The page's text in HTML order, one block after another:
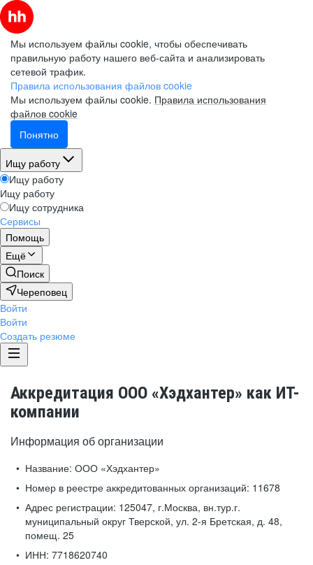
Мы используем файлы cookie, чтобы обеспечивать
правильную работу нашего веб-сайта и анализировать
сетевой трафик.
Правила использования файлов cookie
Мы используем файлы cookie. Правила использования
файлов cookie
Понятно
Ищу работу
Ищу работу
Ищу работу
Ищу сотрудника
Сервисы
Помощь
Ещё
Поиск
Череповец
Войти
Войти
Создать резюме
Аккредитация ООО «Хэдхантер» как ИТ-
компании
Информация об организации
Название: ООО «Хэдхантер»
Номер в реестре аккредитованных организаций: 11678
Адрес регистрации: 125047, г.Москва, вн.тур.г.
муниципальный округ Тверской, ул. 2-я Бретская, д. 48,
помещ. 25
ИНН: 7718620740